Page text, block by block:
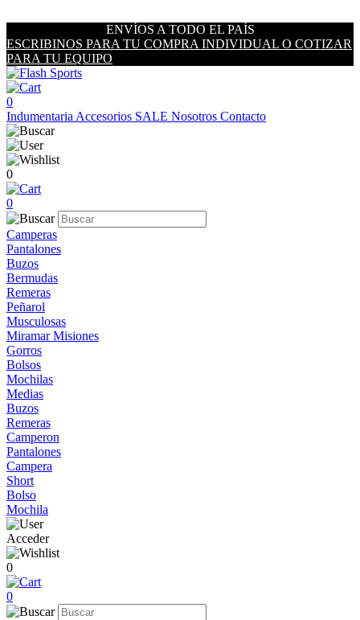
ENVÍOS A TODO EL PAÍS
ESCRIBINOS PARA TU COMPRA INDIVIDUAL O COTIZAR
PARA TU EQUIPO
0
Indumentaria Accesorios SALE Nosotros Contacto
0
0
Camperas
Pantalones
Buzos
Bermudas
Remeras
Peñarol
Musculosas
Miramar Misiones
Gorros
Bolsos
Mochilas
Medias
Buzos
Remeras
Camperon
Pantalones
Campera
Short
Bolso
Mochila
Acceder
0
0